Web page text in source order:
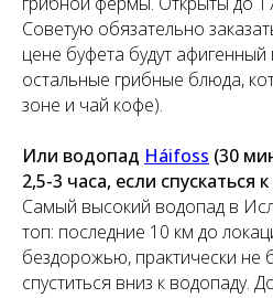
Советую обязательно
цене буфета будут афигенный
остальные грибные блюда,
зоне и чай кофе).
Или водопад Háifoss (30
2,5-3 часа, если спускаться
Самый высокий водопад в
топ: последние 10 км до
бездорожью, практически
спуститься вниз к водопаду.